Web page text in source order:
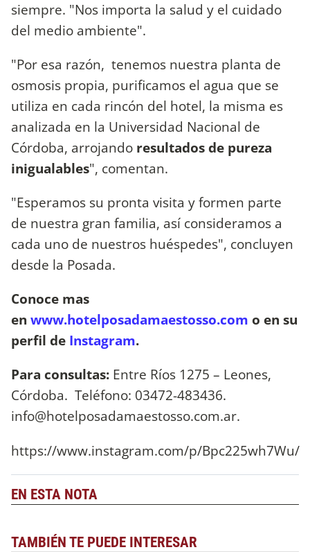
siempre. "Nos importa la salud y el cuidado
del medio ambiente".
"Por esa razón, tenemos nuestra planta de
osmosis propia, purificamos el agua que se
utiliza en cada rincón del hotel, la misma es
analizada en la Universidad Nacional de
Córdoba, arrojando resultados de pureza
inigualables", comentan.
"Esperamos su pronta visita y formen parte
de nuestra gran familia, así consideramos a
cada uno de nuestros huéspedes", concluyen
desde la Posada.
Conoce mas
en www.hotelposadamaestosso.com o en su
perfil de Instagram.
Para consultas: Entre Ríos 1275 – Leones,
Córdoba. Teléfono: 03472-483436.
info@hotelposadamaestosso.com.ar.
https://www.instagram.com/p/Bpc225wh7Wu/
EN ESTA NOTA
TAMBIÉN TE PUEDE INTERESAR